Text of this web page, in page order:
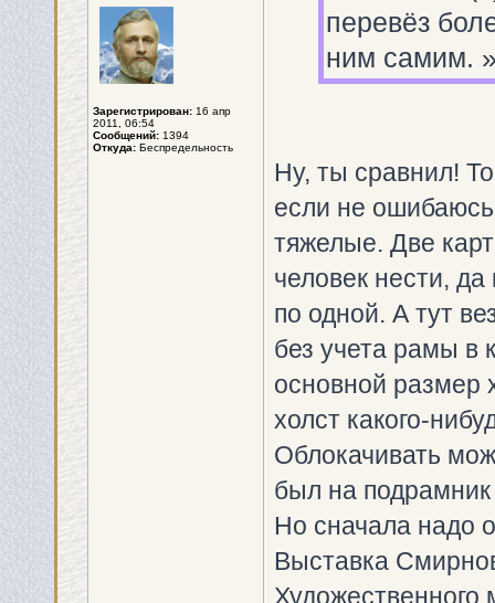
Зарегистрирован: 16 апр
2011, 06:54
Сообщений: 1394
Откуда: Беспредельность
перевёз
ним самим.
Ну, ты сравнил!
если не
тяжелые. Две
человек нести,
по одной. А тут
без учета рамы в
основной
холст какого-
Облокачивать
был на подрамник
Но сначала надо
Выставка
Художественного